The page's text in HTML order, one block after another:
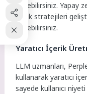
geçebilirsiniz. Yapay
içerik stratejileri
geçebilirsiniz.
Yaratıcı İçerik
LLM uzmanları,
kullanarak yaratıcı
sayede kullanıcı